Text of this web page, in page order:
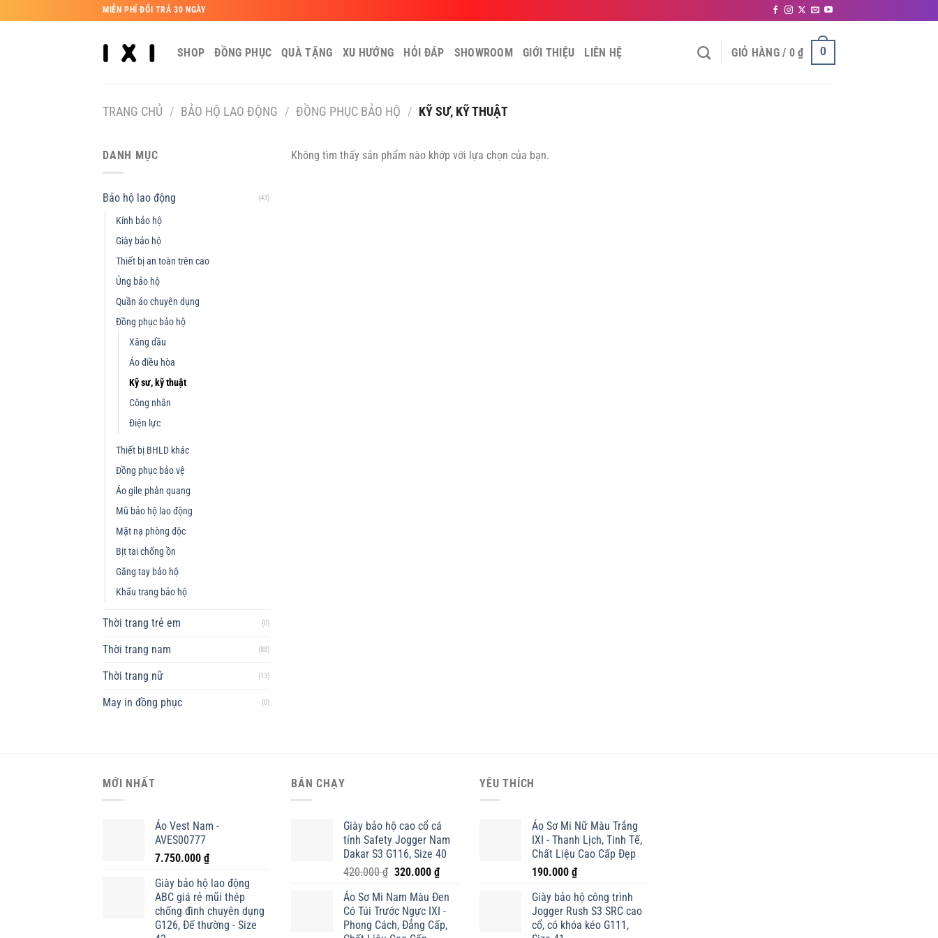
qua
MIỄN PHÍ ĐỔI TRẢ 30 NGÀY
SHOP ĐỒNG PHỤC QUÀ TẶNG XU HƯỚNG HỎI ĐÁP SHOWROOM GIỚI THIỆU LIÊN HỆ GIỎ HÀNG / 0₫ 0
TRANG CHỦ / BẢO HỘ LAO ĐỘNG / ĐỒNG PHỤC BẢO HỘ / KỸ SƯ, KỸ THUẬT
DANH MỤC
Bảo hộ lao động (43)
Kính bảo hộ
Giày bảo hộ
Thiết bị an toàn trên cao
Ủng bảo hộ
Quần áo chuyên dụng
Đồng phục bảo hộ
Xăng dầu
Áo điều hòa
Kỹ sư, kỹ thuật
Công nhân
Điện lực
Thiết bị BHLD khác
Đồng phục bảo vệ
Áo gile phản quang
Mũ bảo hộ lao động
Mặt nạ phòng độc
Bịt tai chống ồn
Găng tay bảo hộ
Khẩu trang bảo hộ
Thời trang trẻ em (0)
Thời trang nam (88)
Thời trang nữ (13)
May in đồng phục (0)
Không tìm thấy sản phẩm nào khớp với lựa chọn của bạn.
MỚI NHẤT
Áo Vest Nam -
AVES00777
7.750.000 ₫
Giày bảo hộ lao động
ABC giá rẻ mũi thép
chống đinh chuyên dụng
G126, Đế thường - Size
BÁN CHẠY
Giày bảo hộ cao cổ cá
tính Safety Jogger Nam
Dakar S3 G116, Size 40
420.000₫ Giá
là:
420.000 ₫.
320.000 ₫Giá
tại
là:
320.000 ₫.
Áo Sơ Mi Nam Màu Đen
Có Túi Trước Ngực IXI -
Phong Cách, Đẳng Cấp,
YÊU THÍCH
Áo Sơ Mi Nữ Màu Trắng
IXI - Thanh Lịch, Tinh Tế,
Chất Liệu Cao Cấp Đẹp
190.000 ₫
Giày bảo hộ công trình
Jogger Rush S3 SRC cao
cổ, có khóa kéo G111,